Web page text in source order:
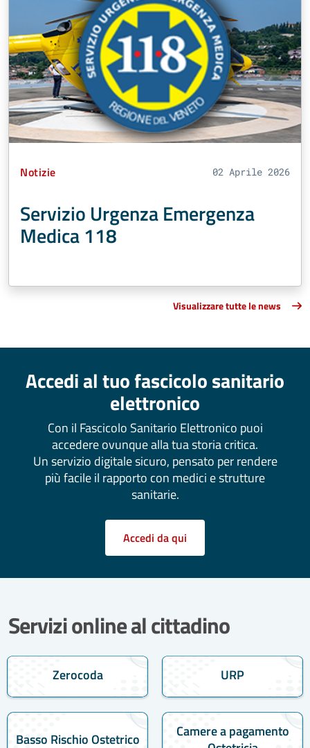
Tipo Contenuto:
Notizie 02 Aprile 2026
Servizio Urgenza Emergenza
Medica 118
Visualizzare tutte le news
Accedi al tuo fascicolo sanitario
elettronico
Con il Fascicolo Sanitario Elettronico puoi
accedere ovunque alla tua storia critica.
Un servizio digitale sicuro, pensato per rendere
più facile il rapporto con medici e strutture
sanitarie.
Accedi da qui
Servizi online al cittadino
Zerocoda URP
Basso Rischio Ostetrico
Camere a pagamento